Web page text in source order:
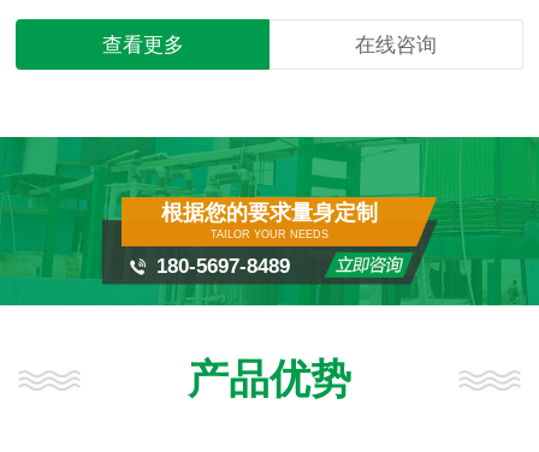
查看更多 在线咨询
根据您的要求量身定制
TAILOR YOUR NEEDS
180-5697-8489
产品优势